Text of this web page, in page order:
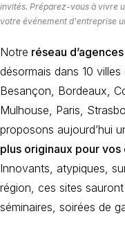
invités. Préparez-vous à vivre
votre événement d'entreprise
Notre réseau
désormais dans 10
Besançon, Bordeaux,
Mulhouse, Paris,
proposons aujourd’hui
plus originaux pour vos
Innovants, atypiques,
région, ces sites
séminaires, soirées de